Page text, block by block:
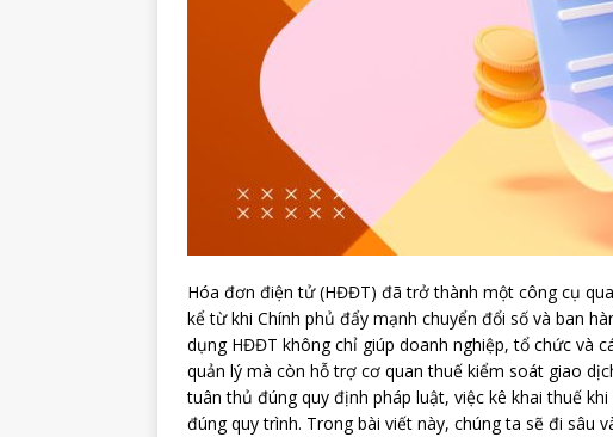
Hóa đơn điện tử (HĐĐT) đã trở thành một công cụ
kể từ khi Chính phủ đẩy mạnh chuyển đổi số và ban
dụng HĐĐT không chỉ giúp doanh nghiệp, tổ chức và
quản lý mà còn hỗ trợ cơ quan thuế kiểm soát giao
tuân thủ đúng quy định pháp luật, việc kê khai thuế
đúng quy trình. Trong bài viết này, chúng ta sẽ đi sâu